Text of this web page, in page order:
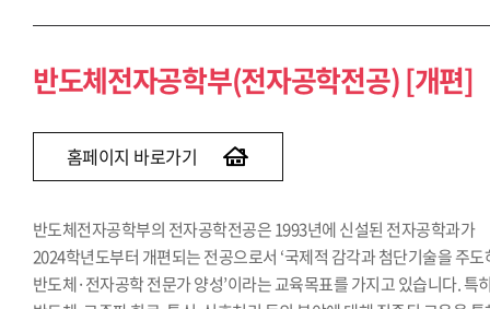
반도체전자공학부(전자공학전공) [개편]
홈페이지 바로가기
반도체전자공학부의 전자공학전공은 1993년에 신설된 전자공학과가
2024학년도부터 개편되는 전공으로서 ‘국제적 감각과 첨단기술을 주도
반도체·전자공학 전문가 양성’이라는 교육목표를 가지고 있습니다. 특